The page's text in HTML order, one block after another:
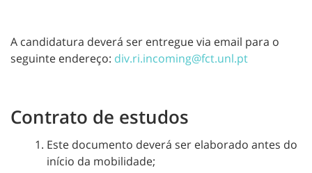
A candidatura deverá ser entregue via email para o
seguinte endereço: div.ri.incoming@fct.unl.pt
Contrato de estudos
Este documento deverá ser elaborado antes do
início da mobilidade;